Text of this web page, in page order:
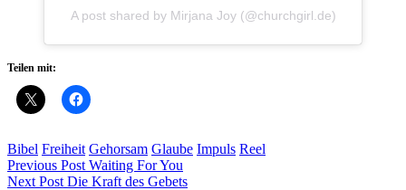
A post shared by Mirjana Joy (@churchgirl.de)
Teilen mit:
Bibel Freiheit Gehorsam Glaube Impuls Reel
Beitragsnavigation
Previous Post Waiting For You
Next Post Die Kraft des Gebets